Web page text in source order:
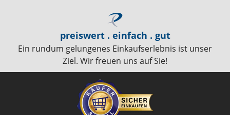
preiswert . einfach . gut
Ein rundum gelungenes Einkaufserlebnis ist unser
Ziel. Wir freuen uns auf Sie!